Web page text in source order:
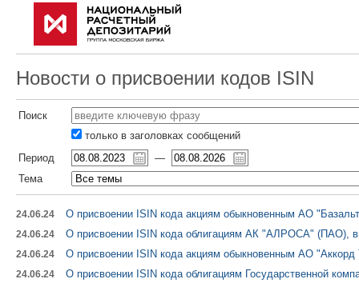
Новости о присвоении кодов ISIN
Поиск
только в заголовках сообщений
Период
—
Тема
24.06.24 О присвоении ISIN кода акциям обыкновенным АО
24.06.24 О присвоении ISIN кода облигациям АК "АЛРОСА" (ПАО),
24.06.24 О присвоении ISIN кода акциям обыкновенным АО "Аккорд
24.06.24 О присвоении ISIN кода облигациям Государственной